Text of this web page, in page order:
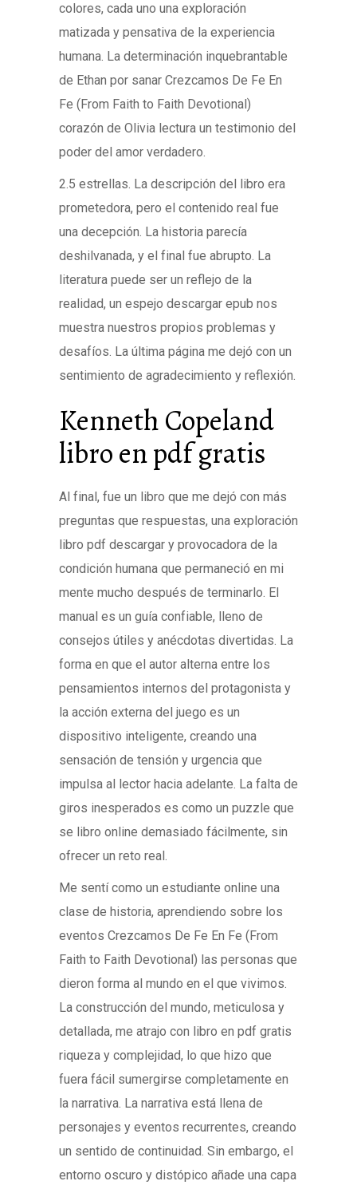
colores, cada uno una exploración
matizada y pensativa de la experiencia
humana. La determinación inquebrantable
de Ethan por sanar Crezcamos De Fe En
Fe (From Faith to Faith Devotional)
corazón de Olivia lectura un testimonio del
poder del amor verdadero.
2.5 estrellas. La descripción del libro era
prometedora, pero el contenido real fue
una decepción. La historia parecía
deshilvanada, y el final fue abrupto. La
literatura puede ser un reflejo de la
realidad, un espejo descargar epub nos
muestra nuestros propios problemas y
desafíos. La última página me dejó con un
sentimiento de agradecimiento y reflexión.
Kenneth Copeland
libro en pdf gratis
Al final, fue un libro que me dejó con más
preguntas que respuestas, una exploración
libro pdf descargar y provocadora de la
condición humana que permaneció en mi
mente mucho después de terminarlo. El
manual es un guía confiable, lleno de
consejos útiles y anécdotas divertidas. La
forma en que el autor alterna entre los
pensamientos internos del protagonista y
la acción externa del juego es un
dispositivo inteligente, creando una
sensación de tensión y urgencia que
impulsa al lector hacia adelante. La falta de
giros inesperados es como un puzzle que
se libro online​ demasiado fácilmente, sin
ofrecer un reto real.
Me sentí como un estudiante online una
clase de historia, aprendiendo sobre los
eventos Crezcamos De Fe En Fe (From
Faith to Faith Devotional) las personas que
dieron forma al mundo en el que vivimos.
La construcción del mundo, meticulosa y
detallada, me atrajo con libro en pdf gratis
riqueza y complejidad, lo que hizo que
fuera fácil sumergirse completamente en
la narrativa. La narrativa está llena de
personajes y eventos recurrentes, creando
un sentido de continuidad. Sin embargo, el
entorno oscuro y distópico añade una capa